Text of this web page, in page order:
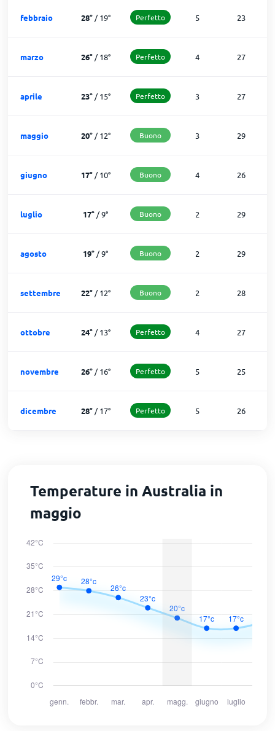
febbraio 28°/19° Perfetto 5 23
marzo 26°/18° Perfetto 4 27
aprile 23°/15° Perfetto 3 27
maggio 20°/12° Buono 3 29
giugno 17°/10° Buono 4 26
luglio 17° /9° Buono 2 29
agosto 19° /9° Buono 2 29
settembre 22°/12° Buono 2 28
ottobre 24°/13° Perfetto 4 27
novembre 26°/16° Perfetto 5 25
dicembre 28°/17° Perfetto 5 26
Temperature in Australia in
maggio